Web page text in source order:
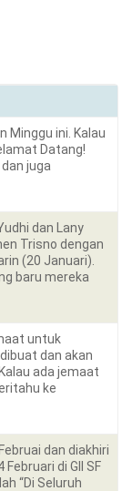
Minggu ini. Kalau
Datang!
juga
dan Lany
Trisno dengan
(20 Januari).
baru mereka
untuk
dan akan
ada jemaat
ke
dan diakhiri
di GII SF
“Di Seluruh